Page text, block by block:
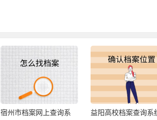
宿州市档案网上查询系
益阳高校档案查询系